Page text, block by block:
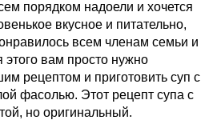
порядком надоели и хочется
вкусное и питательно,
всем членам семьи и
вам просто нужно
рецептом и приготовить суп с
фасолью. Этот рецепт супа с
но оригинальный.